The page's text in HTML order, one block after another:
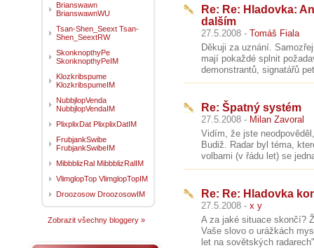
Re: Re: Hladovka:
dalším
27.5.2008 - Tomáš Fiala
Děkuji za uznání.
mají pokaždé splnit
demonstrantů, signatářů
Re: Špatný systém
27.5.2008 - Milan Zavoral
Vidím, že jste
Budiž. Radar byl téma,
volbami (v řádu let) se
Re: Re: Hladovka
27.5.2008 - x y
A za jaké situace skončí?
Vaše slovo o urážkách
let na sovětských
Brianswawn
BrianswawnWU
Tsan-Shen_Seext Tsan-
Shen_SeextRW
SkonknopthyPe
SkonknopthyPeIM
Klozkribspume
KlozkribspumeIM
NubbjlopVenda
NubbjlopVendaIM
PlixplixDat PlixplixDatIM
FrubjankSwibe
FrubjankSwibeIM
MibbblizRal MibbblizRalIM
VlimglopTop VlimglopTopIM
Droozosow DroozosowIM
Zobrazit všechny bloggery »